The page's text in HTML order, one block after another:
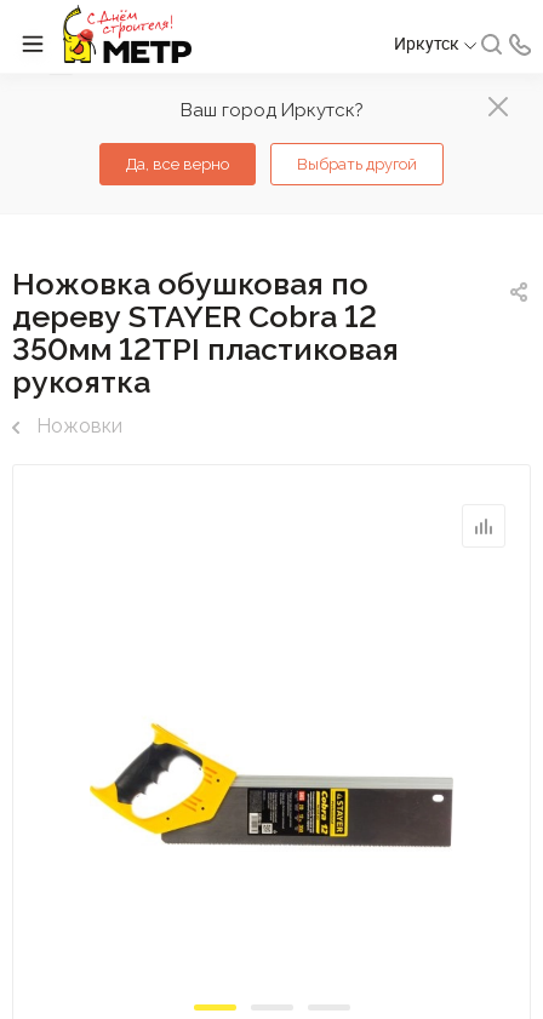
Ваш город Иркутск?
Да, все верно Выбрать другой
Иркутск
Ножовка обушковая по
дереву STAYER Cobra 12
350мм 12TPI пластиковая
рукоятка
Ножовки